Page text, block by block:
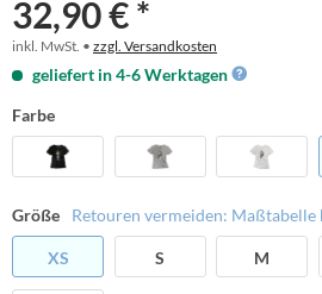
32,90 € *
inkl. MwSt. • zzgl. Versandkosten
geliefert in 4-6 Werktagen
Farbe
Größe Retouren vermeiden: Maßtabelle
XS S M